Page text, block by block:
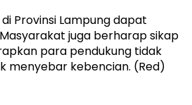
Provinsi Lampung dapat
juga berharap sikap
para pendukung tidak
menyebar kebencian. (Red)